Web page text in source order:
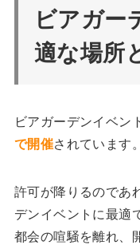
ビアガー
適な場所
ビアガーデンイベン
で開催されています。
許可が降りるのであ
デンイベントに最適
都会の喧騒を離れ、